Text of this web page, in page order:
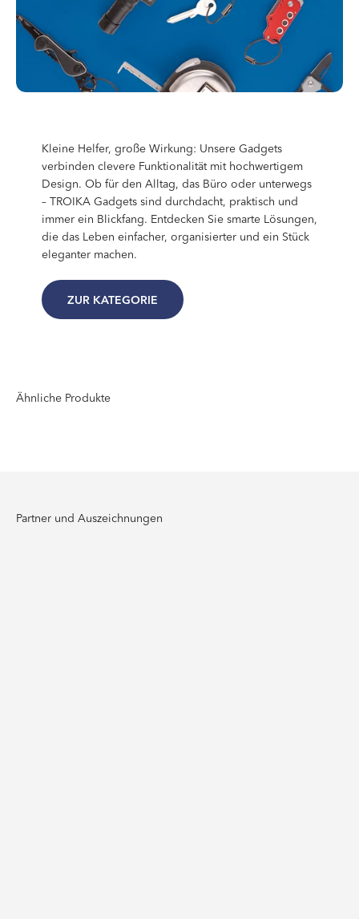
Kleine Helfer, große Wirkung: Unsere Gadgets
verbinden clevere Funktionalität mit hochwertigem
Design. Ob für den Alltag, das Büro oder unterwegs
– TROIKA Gadgets sind durchdacht, praktisch und
immer ein Blickfang. Entdecken Sie smarte Lösungen,
die das Leben einfacher, organisierter und ein Stück
eleganter machen.
ZUR KATEGORIE
Partner und Auszeichnungen